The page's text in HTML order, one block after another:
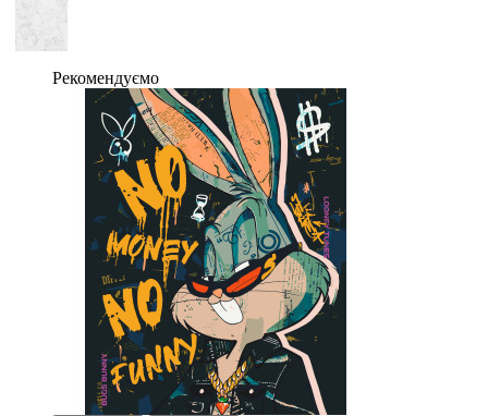
Рекомендуємо